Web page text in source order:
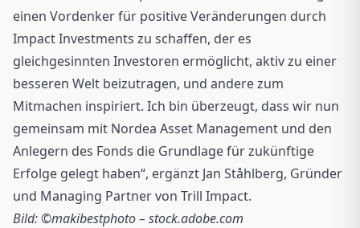
einen Vordenker für positive Veränderungen durch
Impact Investments zu schaffen, der es
gleichgesinnten Investoren ermöglicht, aktiv zu einer
besseren Welt beizutragen, und andere zum
Mitmachen inspiriert. Ich bin überzeugt, dass wir nun
gemeinsam mit Nordea Asset Management und den
Anlegern des Fonds die Grundlage für zukünftige
Erfolge gelegt haben“, ergänzt Jan Ståhlberg, Gründer
und Managing Partner von Trill Impact.
Bild: ©makibestphoto – stock.adobe.com